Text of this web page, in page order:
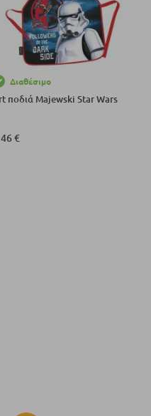
Διαθέσιμο
ποδιά Majewski Star Wars
€